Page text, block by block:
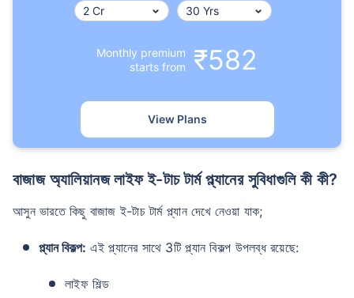
Monthly premium
starts from
₹582
View Plans
বাজাজ অ্যালিয়ানজ লাইফ ই-টাচ টার্ম প্ল্যানের সুবিধাগুলি কী কী?
আসুন ভারতে কিছু বাজাজ ই-টাচ টার্ম প্ল্যান দেখে নেওয়া যাক;
প্ল্যান বিকল্প: এই প্ল্যানের সাথে 3টি প্ল্যান বিকল্প উপলব্ধ রয়েছে:
লাইফ শিল্ড